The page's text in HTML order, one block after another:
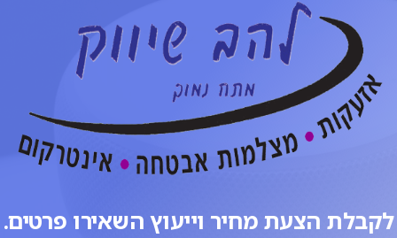
לקבלת הצעת מחיר וייעוץ השאירו פרטים.